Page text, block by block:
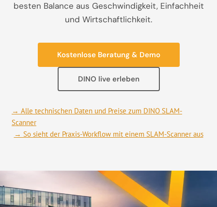
besten Balance aus Geschwindigkeit, Einfachheit
und Wirtschaftlichkeit.
Kostenlose Beratung & Demo
DINO live erleben
→ Alle technischen Daten und Preise zum DINO SLAM-
Scanner
→ So sieht der Praxis-Workflow mit einem SLAM-Scanner aus